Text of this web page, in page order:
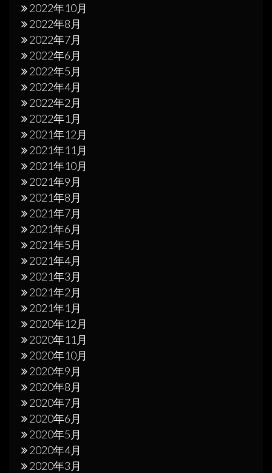
2022年10月
2022年8月
2022年7月
2022年6月
2022年5月
2022年4月
2022年2月
2022年1月
2021年12月
2021年11月
2021年10月
2021年9月
2021年8月
2021年7月
2021年6月
2021年5月
2021年4月
2021年3月
2021年2月
2021年1月
2020年12月
2020年11月
2020年10月
2020年9月
2020年8月
2020年7月
2020年6月
2020年5月
2020年4月
2020年3月